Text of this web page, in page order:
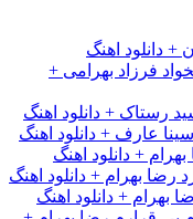
دانلود اهنگ
فرزاد بهرامی +
رستاک + دانلود اهنگ
عارف + دانلود اهنگ
+ دانلود اهنگ
بهرام + دانلود اهنگ
بهرام + دانلود اهنگ